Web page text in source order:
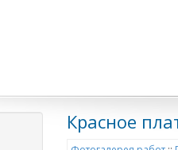
Красное